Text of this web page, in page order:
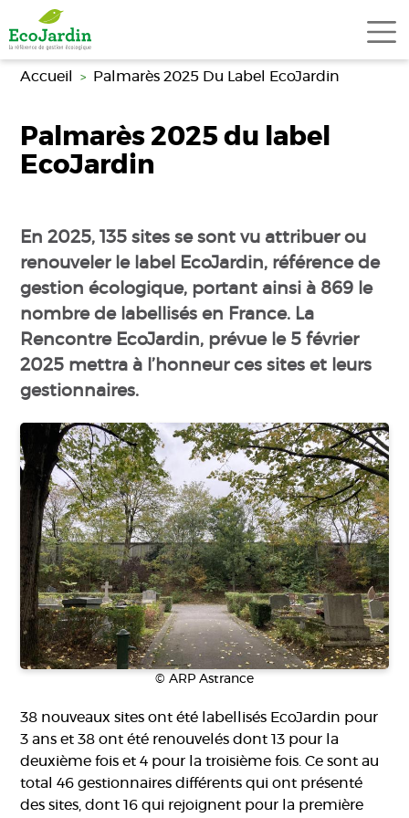
Aller au contenu principal
Accueil Palmarès 2025 Du Label EcoJardin
Palmarès 2025 du label
EcoJardin
En 2025, 135 sites se sont vu attribuer ou
renouveler le label EcoJardin, référence de
gestion écologique, portant ainsi à 869 le
nombre de labellisés en France. La
Rencontre EcoJardin, prévue le 5 février
2025 mettra à l’honneur ces sites et leurs
gestionnaires.
Image
© ARP Astrance
38 nouveaux sites ont été labellisés EcoJardin pour
3 ans et 38 ont été renouvelés dont 13 pour la
deuxième fois et 4 pour la troisième fois. Ce sont au
total 46 gestionnaires différents qui ont présenté
des sites, dont 16 qui rejoignent pour la première